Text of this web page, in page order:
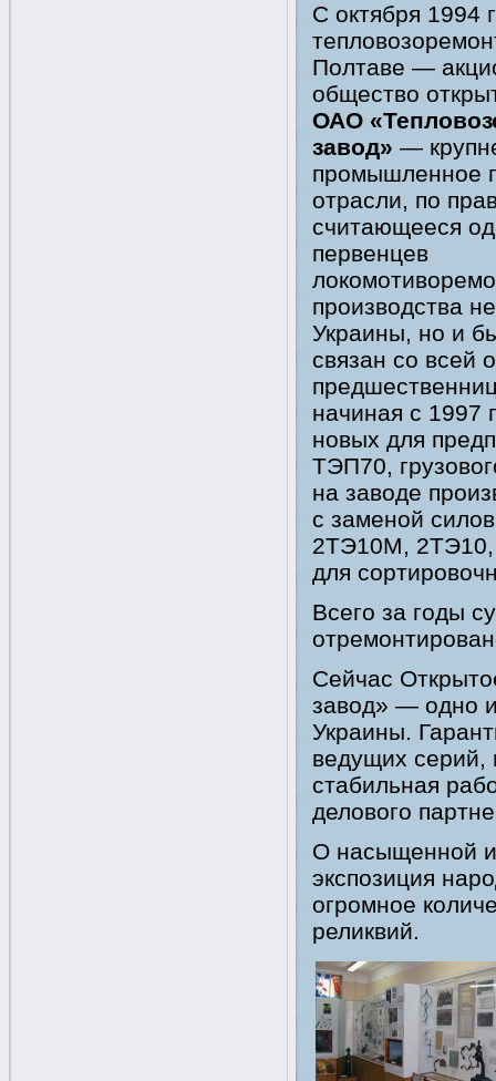
С октября 1994
Полтаве —
общество
ОАО
завод» —
промышленное
отрасли, по
считающееся
первенцев
производства
Украины, но и
связан со всей
начиная с 1997
новых для
ТЭП70,
на заводе
с заменой
2ТЭ10М, 2ТЭ10,
для
Всего за годы
Сейчас
завод» — одно
Украины.
ведущих серий,
стабильная
делового
О насыщенной
экспозиция
огромное
реликвий.